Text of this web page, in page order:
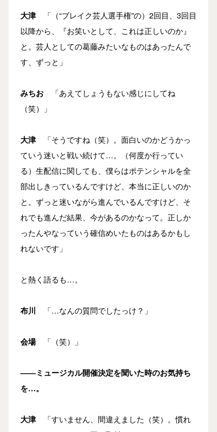
大津「（“ブレイク芸人選手権”の）2回目、3回目
以降から、『お笑いとして、これは正しいのか』
と。芸人としての葛藤みたいなものはあったんで
す、ずっと」
みちお「あえてしょうもない感じにしてね
（笑）」
大津「そうですね（笑）。面白いのかどうかっ
ていう迷いと戦い続けて…。（何度か行ってい
る）生配信に関しても、僕らはポテンシャルを全
部出しきっているんですけど、本当に正しいのか
と。ずっと迷いながら進んでいるんですけど、そ
れでも進んだ結果、今があるのかなって。正しか
ったんやなっていう確信めいたものはあるかもし
れないです」
と熱く語るも…。
布川 「…なんの質問でしたっけ？」
会場「（笑）」
――ミュージカル開催決定を聞いた時のお気持ち
を…。
大津「すいません、間違えました（笑）。慣れ